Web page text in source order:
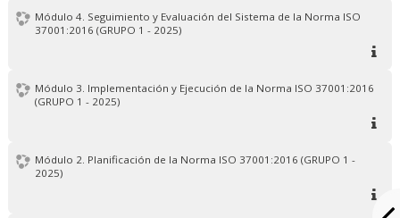
Módulo 4. Seguimiento y Evaluación del Sistema de la Norma ISO
37001:2016 (GRUPO 1 - 2025)
Módulo 3. Implementación y Ejecución de la Norma ISO 37001:2016
(GRUPO 1 - 2025)
Módulo 2. Planificación de la Norma ISO 37001:2016 (GRUPO 1 -
2025)